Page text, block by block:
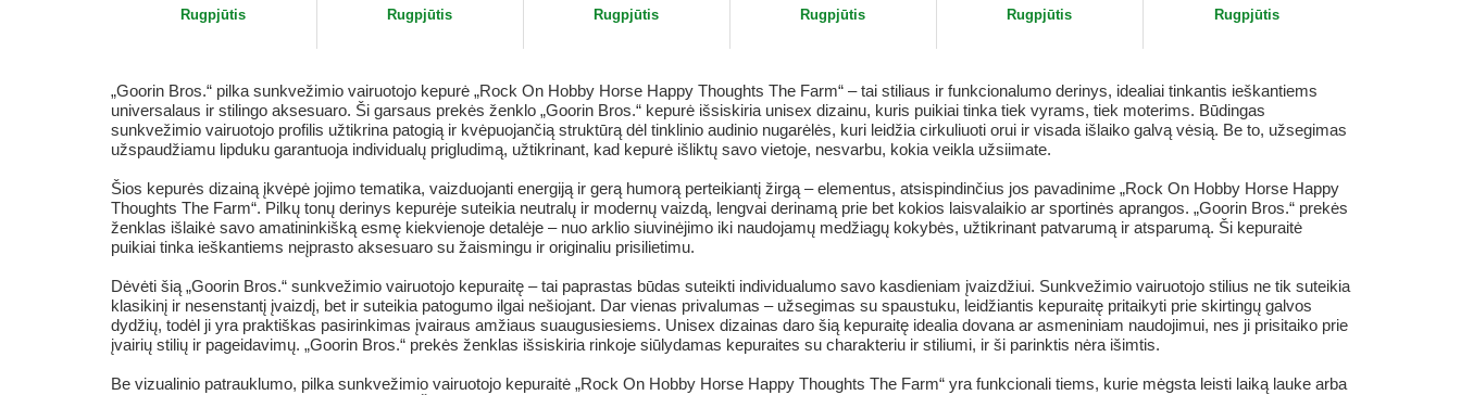
Rugpjūtis
Rugpjūtis
Farm Goorin Bros.
Rugpjūtis
Rugpjūtis
Rugpjūtis
Goorin Bros.Rugpjūtis
„Goorin Bros.“ pilka sunkvežimio vairuotojo kepurė „Rock On Hobby Horse Happy Thoughts The Farm“ – tai stiliaus ir funkcionalumo derinys, idealiai tinkantis ieškantiems
universalaus ir stilingo aksesuaro. Ši garsaus prekės ženklo „Goorin Bros.“ kepurė išsiskiria unisex dizainu, kuris puikiai tinka tiek vyrams, tiek moterims. Būdingas
sunkvežimio vairuotojo profilis užtikrina patogią ir kvėpuojančią struktūrą dėl tinklinio audinio nugarėlės, kuri leidžia cirkuliuoti orui ir visada išlaiko galvą vėsią. Be to, užsegimas
užspaudžiamu lipduku garantuoja individualų prigludimą, užtikrinant, kad kepurė išliktų savo vietoje, nesvarbu, kokia veikla užsiimate.
Šios kepurės dizainą įkvėpė jojimo tematika, vaizduojanti energiją ir gerą humorą perteikiantį žirgą – elementus, atsispindinčius jos pavadinime „Rock On Hobby Horse Happy
Thoughts The Farm“. Pilkų tonų derinys kepurėje suteikia neutralų ir modernų vaizdą, lengvai derinamą prie bet kokios laisvalaikio ar sportinės aprangos. „Goorin Bros.“ prekės
ženklas išlaikė savo amatininkišką esmę kiekvienoje detalėje – nuo arklio siuvinėjimo iki naudojamų medžiagų kokybės, užtikrinant patvarumą ir atsparumą. Ši kepuraitė
puikiai tinka ieškantiems neįprasto aksesuaro su žaismingu ir originaliu prisilietimu.
Dėvėti šią „Goorin Bros.“ sunkvežimio vairuotojo kepuraitę – tai paprastas būdas suteikti individualumo savo kasdieniam įvaizdžiui. Sunkvežimio vairuotojo stilius ne tik suteikia
klasikinį ir nesenstantį įvaizdį, bet ir suteikia patogumo ilgai nešiojant. Dar vienas privalumas – užsegimas su spaustuku, leidžiantis kepuraitę pritaikyti prie skirtingų galvos
dydžių, todėl ji yra praktiškas pasirinkimas įvairaus amžiaus suaugusiesiems. Unisex dizainas daro šią kepuraitę idealia dovana ar asmeniniam naudojimui, nes ji prisitaiko prie
įvairių stilių ir pageidavimų. „Goorin Bros.“ prekės ženklas išsiskiria rinkoje siūlydamas kepuraites su charakteriu ir stiliumi, ir ši parinktis nėra išimtis.
Be vizualinio patrauklumo, pilka sunkvežimio vairuotojo kepuraitė „Rock On Hobby Horse Happy Thoughts The Farm“ yra funkcionali tiems, kurie mėgsta leisti laiką lauke arba